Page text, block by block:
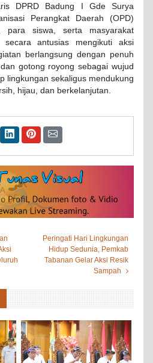
DPRD Badung I Gde Surya
Perangkat Daerah (OPD)
para siswa, serta masyarakat
secara antusias mengikuti aksi
berlangsung dengan penuh
gotong royong sebagai wujud
lingkungan sekaligus mendukung
hijau, dan berkelanjutan.
Peringati Hari Lingkungan
Hidup Sedunia, Pemkab
Tabanan Gelar Aksi Resik
Sampah